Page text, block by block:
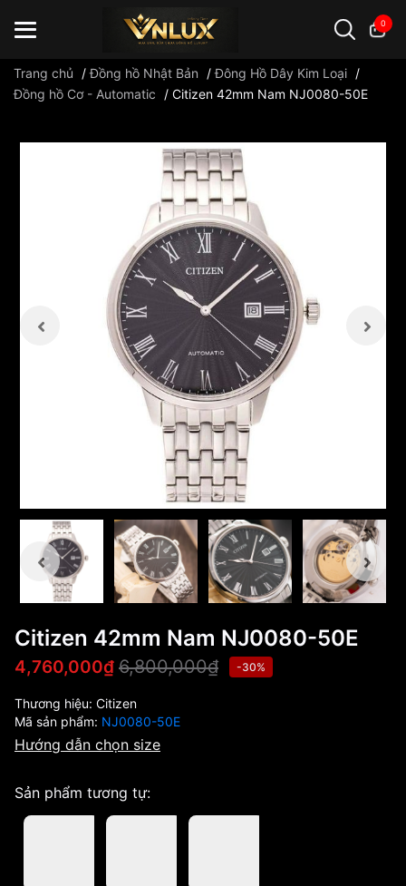
0
Trang chủ /Đồng hồ Nhật Bản /Đông Hồ Dây Kim Loại /
Đồng hồ Cơ - Automatic
/ Citizen 42mm Nam NJ0080-50E
Citizen 42mm Nam NJ0080-50E
4,760,000₫ 6,800,000₫ -30%
Thương hiệu: Citizen
Mã sản phẩm: NJ0080-50E
Hướng dẫn chọn size
Sản phẩm tương tự: